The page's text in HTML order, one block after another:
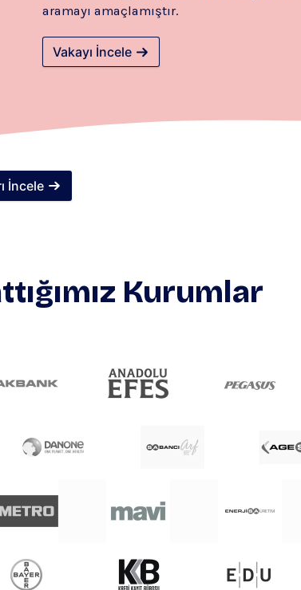
aramayı amaçlamıştır.
Vakayı İncele
İncele
Kurumlar